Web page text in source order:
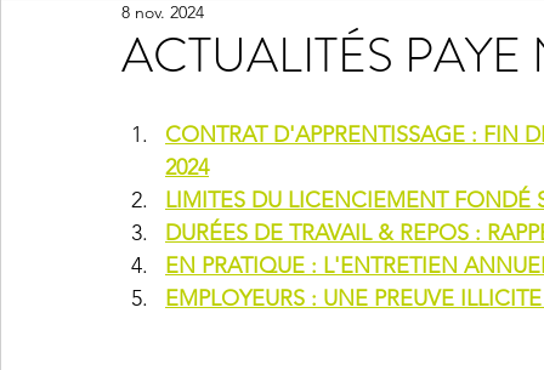
ACTUALITÉS
8 nov. 2024
CONTRAT D'APPRENTISSAGE : FIN
2024
LIMITES DU LICENCIEMENT FONDÉ
DURÉES DE TRAVAIL & REPOS :
EN PRATIQUE : L'ENTRETIEN
EMPLOYEURS : UNE PREUVE